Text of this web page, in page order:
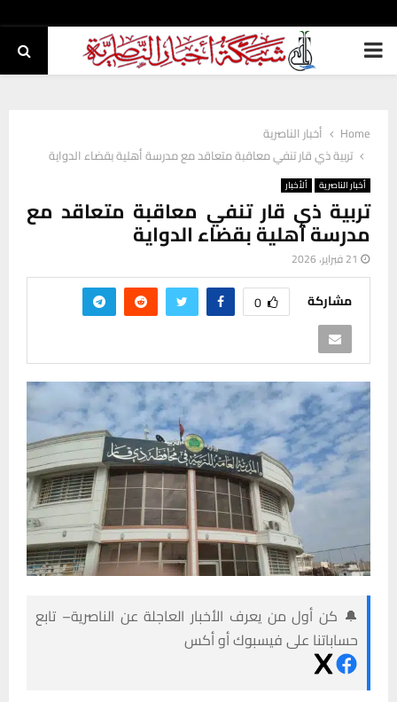
PRIMARY
Home
أخبار الناصرية
تربية ذي قار تنفي معاقبة متعاقد مع مدرسة أهلية بقضاء الدواية
أخبار الناصرية ألأخبار
تربية ذي قار تنفي معاقبة متعاقد مع
مدرسة أهلية بقضاء الدواية
21 فبراير، 2026
مشاركة 0
🔔 كن أول من يعرف الأخبار العاجلة عن الناصرية– تابع
حساباتنا على فيسبوك أو أكس